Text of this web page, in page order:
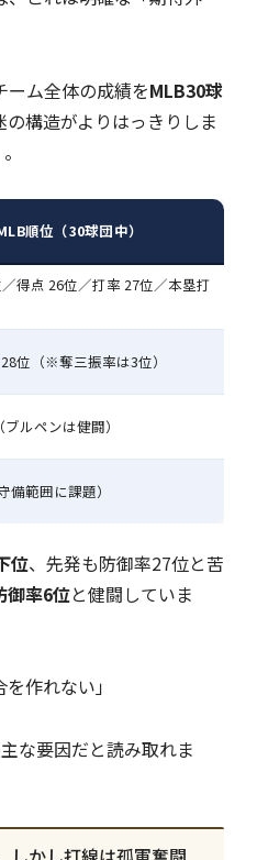
ーム全体の成績をMLB30球
の構造がよりはっきりしま
順位（30球団中）
得点 26位／打率 27位／本塁打
位（※奪三振率は3位）
ルペンは健闘）
備範囲に課題）
位、先発も防御率27位と苦
御率6位と健闘していま
作れない」
な要因だと読み取れま